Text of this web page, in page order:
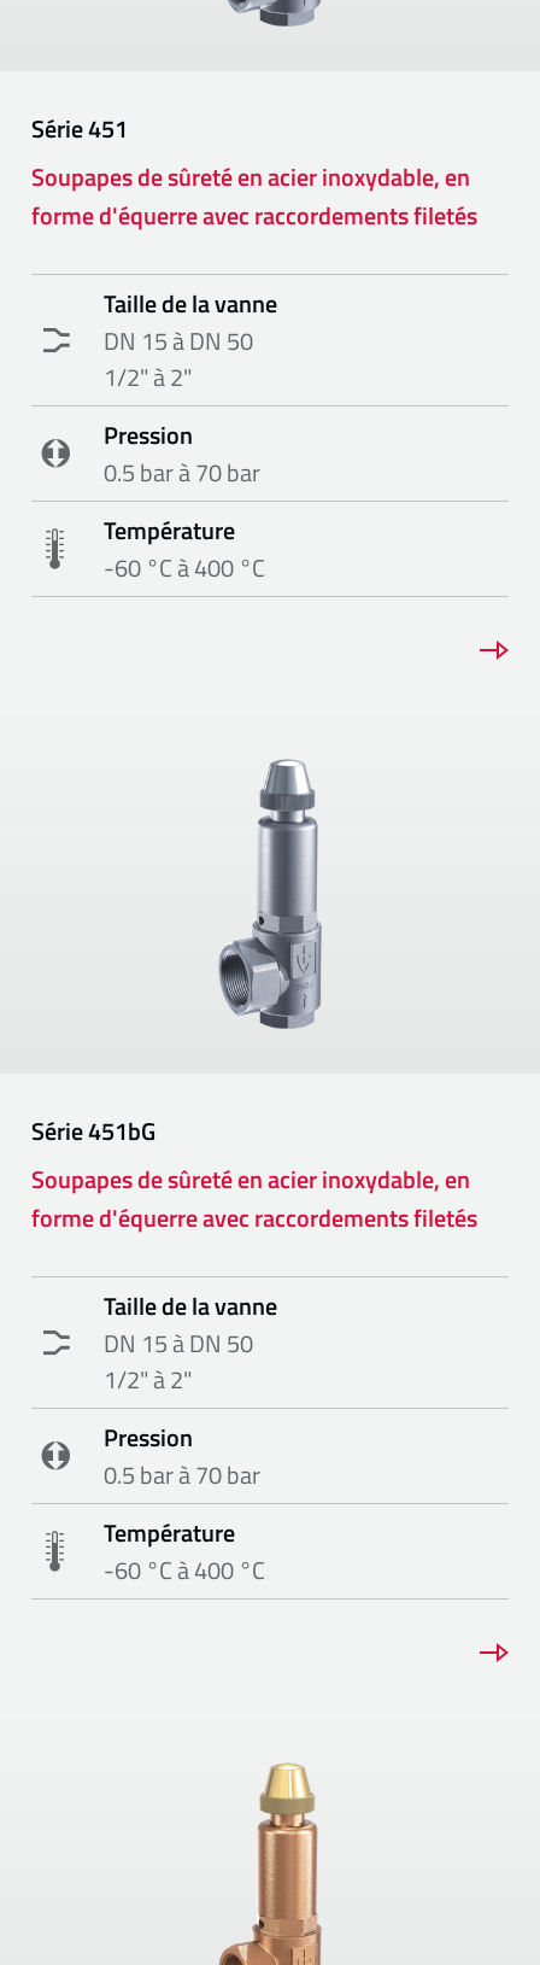
Série451
Soupapes de sûreté en acier inoxydable, en
forme d'équerre avec raccordements filetés
Taille de la vanne
DN 15 à DN 50
1/2" à 2"
Pression
0.5 bar à 70 bar
Température
-60 °C à 400 °C
Série451bG
Soupapes de sûreté en acier inoxydable, en
forme d'équerre avec raccordements filetés
Taille de la vanne
DN 15 à DN 50
1/2" à 2"
Pression
0.5 bar à 70 bar
Température
-60 °C à 400 °C